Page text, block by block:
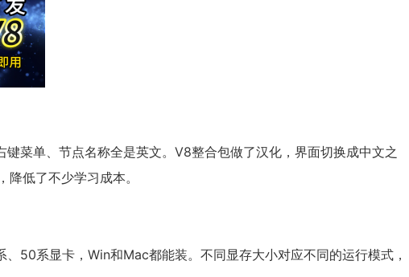
菜单、节点名称全是英文。V8整合包做了汉化，界面切换成中文之
低了不少学习成本。
50系显卡，Win和Mac都能装。不同显存大小对应不同的运行模式，